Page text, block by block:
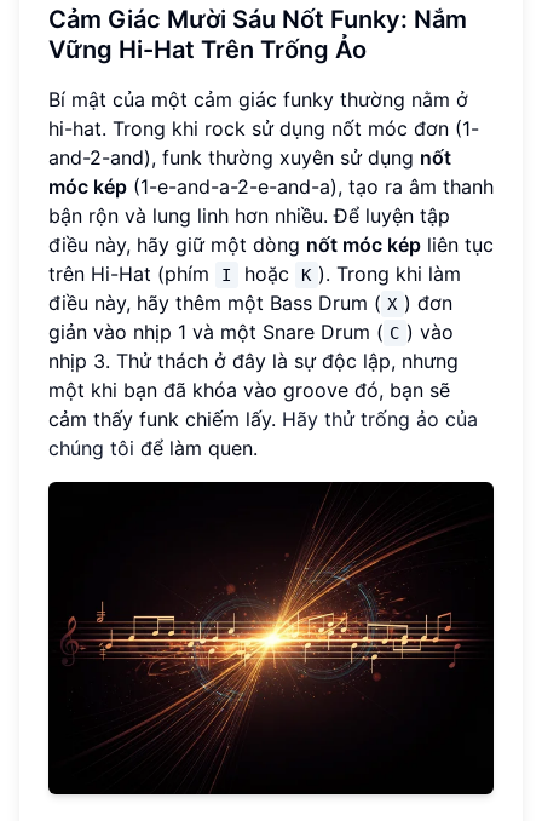
Cảm Giác Mười Sáu Nốt Funky: Nắm
Vững Hi-Hat Trên Trống Ảo
Bí mật của một cảm giác funky thường nằm ở
hi-hat. Trong khi rock sử dụng nốt móc đơn (1-
and-2-and), funk thường xuyên sử dụng nốt
móc kép (1-e-and-a-2-e-and-a), tạo ra âm thanh
bận rộn và lung linh hơn nhiều. Để luyện tập
điều này, hãy giữ một dòng nốt móc kép liên tục
trên Hi-Hat (phím
I hoặc K ). Trong khi làm
điều này, hãy thêm một Bass Drum ( X ) đơn
giản vào nhịp 1 và một Snare Drum ( C ) vào
nhịp 3. Thử thách ở đây là sự độc lập, nhưng
một khi bạn đã khóa vào groove đó, bạn sẽ
cảm thấy funk chiếm lấy. Hãy thử trống ảo của
chúng tôi để làm quen.